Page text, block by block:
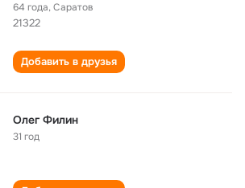
64 года,Саратов
21322
Добавить в друзья
Олег Филин
31 год